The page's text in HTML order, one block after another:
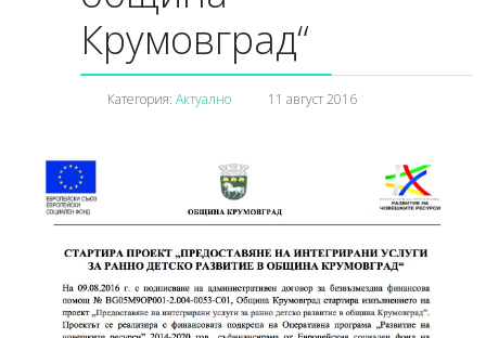
Крумовград“
Категория: Актуално 11 август 2016